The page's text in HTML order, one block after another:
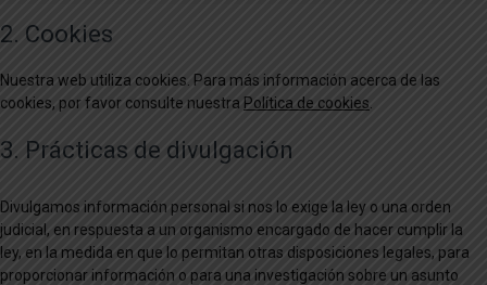
2. Cookies
Nuestra web utiliza cookies. Para más información acerca de las
cookies, por favor consulte nuestra Política de cookies
3. Prácticas de divulgación
Divulgamos información personal si nos lo exige la ley o una orden
judicial, en respuesta a un organismo encargado de hacer cumplir la
ley, en la medida en que lo permitan otras disposiciones legales, para
proporcionar información o para una investigación sobre un asunto